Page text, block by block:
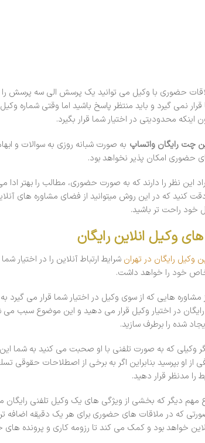
حضوری با وکیل می توانید یک پرسش الی سه پرسش را
قرار نمی گیرد و باید منتظر پاسخ باشید اما وقتی شماره
اینکه محدودیتی در اختیار شما قرار بگیرد.
چت رایگان واتساپ به صورت شبانه روزی به سوالات و
حضوری امکان پذیر نخواهد بود.
این نظر را دارند که به صورت حضوری، مطالب را بهتر
دقت کنید که در این روش میتوانید از فضای مشاوره های
خود راحت تر باشید.
وکیل انلاین رایگان
وکیل رایگان در تهران شرایط ارتباط آنلاین را در
خود را خواهد داشت.
هایی که از سوی وکیل در اختیار شما قرار می گیرد
در اختیار وکیل قرار می دهید و این موضوع سبب می
شده را برطرف سازید.
وکیلی که به صورت تلفنی با او صحبت می کنید به شما
از او بپرسید بنابراین اگر به برخی از اصطلاحات حقوقی
را مدنظر قرار دهید.
دیگر که بخشی از ویژگی های یک وکیل تلفنی
که در ملاقات های حضوری برای هر یک دقیقه اضافه
خواهد بود و کمک می کند تا رزومه کاری و پرونده های